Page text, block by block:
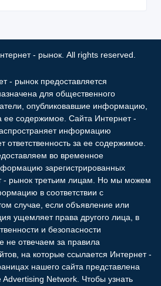
- рынок. All rights reserved.
- рынок предоставляется
для общественного
опубликовавшие информацию,
ее содержимое. Сайта Интернет -
информацию
ответственность за ее содержимое.
во временное
зарегистрированных
- рынок третьим лицам. Но мы можем
в соответствии с
случае, если объявление или
ущемляет права другого лица, в
и безопасности
не отвечаем за правила
на которые ссылается Интернет -
нашего сайта представлена
Network. Чтобы узнать